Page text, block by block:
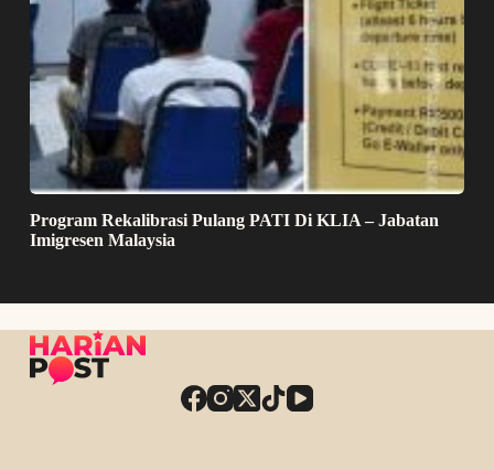
Program Rekalibrasi Pulang PATI Di KLIA – Jabatan
Imigresen Malaysia